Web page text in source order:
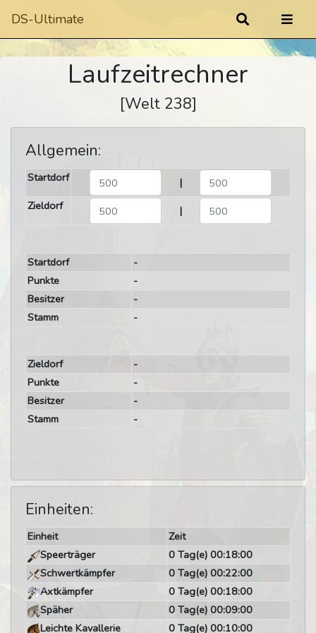
DS-Ultimate
Laufzeitrechner
[Welt 238]
Allgemein:
Startdorf
|
Zieldorf
|
Startdorf
-
Punkte
-
Besitzer
-
Stamm
-
Zieldorf
-
Punkte
-
Besitzer
-
Stamm
-
Einheiten:
Einheit
Zeit
Speerträger
0 Tag(e) 00:18:00
Schwertkämpfer
0 Tag(e) 00:22:00
Axtkämpfer
0 Tag(e) 00:18:00
Späher
0 Tag(e) 00:09:00
Leichte Kavallerie
0 Tag(e) 00:10:00